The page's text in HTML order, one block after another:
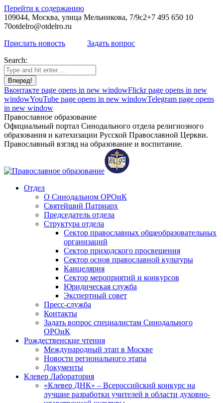
Перейти к содержанию
109044, Москва, улица Мельникова, 7/9с2+7 495 650 10
70otdelro@otdelro.ru
Прислать новость
Задать вопрос
Search:
Вконтакте page opens in new windowFlickr page opens in new
windowYouTube page opens in new windowTelegram page opens
in new window
Православное образование
Официальный портал Синодального отдела религиозного
образования и катехизации Русской Православной Церкви.
Православный взгляд на образование и воспитание.
Отдел
О Синодальном ОРОиК
Святейший Патриарх
Председатель отдела
Структура отдела
Сектор православных общеобразовательных
организаций
Сектор приходского просвещения
Сектор основ православной культуры
Канцелярия
Сектор мероприятий и конкурсов
Юридическая служба
Экспертный совет
Пресс-служба
Контакты
Задать вопрос специалистам Синодального
ОРОиК
Рождественские чтения
Международный этап в Москве
Новости регионального этапа
Документы
Клевер Лаборатория
«Клевер ДНК» – Всероссийский конкурс на
лучшие разработки учителей в области духовно-